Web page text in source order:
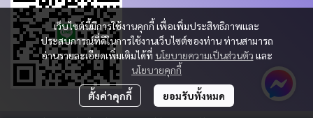
เว็บไซต์นี้มีการใช้งานคุกกี้ เพื่อเพิ่มประสิทธิภาพและ
ประสบการณ์ที่ดีในการใช้งานเว็บไซต์ของท่าน ท่านสามารถ
อ่านรายละเอียดเพิ่มเติมได้ที่ นโยบายความเป็นส่วนตัว และ
นโยบายคุกกี้
ตั้งค่าคุกกี้ ยอมรับทั้งหมด
Copyright 2023 | All Rights Reserved | Powered by KBM PART & TRADING